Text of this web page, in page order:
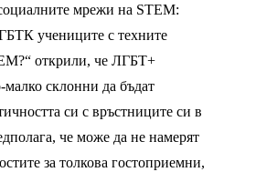
мрежи на STEM:
учениците с техните
открили, че ЛГБТ+
малко склонни да бъдат
си с връстниците си в
че може да не намерят
за толкова гостоприемни,